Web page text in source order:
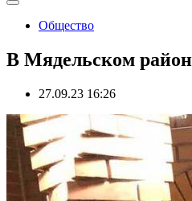
Общество
В Мядельском
27.09.23 16:26